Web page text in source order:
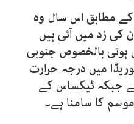
مطابق اس سال وہ
کی زد میں آئی ہیں
ہوتی بالخصوص جنوبی
میں درجہ حرارت
جبکہ ٹیکساس کے
کا سامنا ہے۔